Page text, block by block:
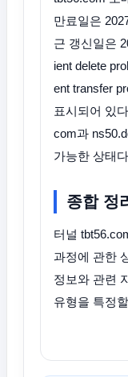
만료일은
근 갱신일은
ient delete
ent transfer
표시되어 있
com과
가능한 상태
종합 정
터널
과정에 관한
정보와 관련
유형을 특정